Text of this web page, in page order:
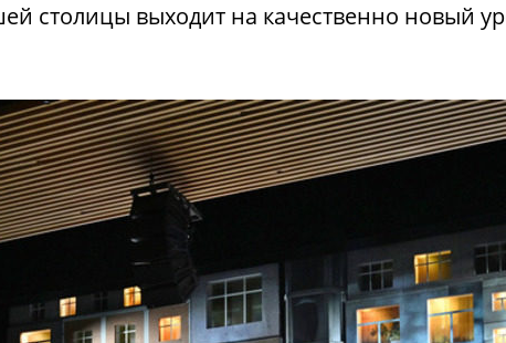
Ильсур Метшин провел выездное
ЧИТАТЬ ДАЛЕЕ
столицы выходит на качественно новый